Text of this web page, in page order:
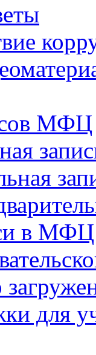
МФЦ
в МФЦ
для